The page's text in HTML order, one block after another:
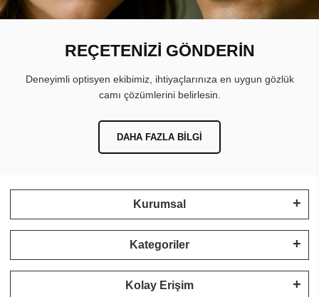
REÇETENİZİ GÖNDERİN
Deneyimli optisyen ekibimiz, ihtiyaçlarınıza en uygun gözlük
camı çözümlerini belirlesin.
DAHA FAZLA BILGI
Kurumsal
Kategoriler
Kolay Erişim